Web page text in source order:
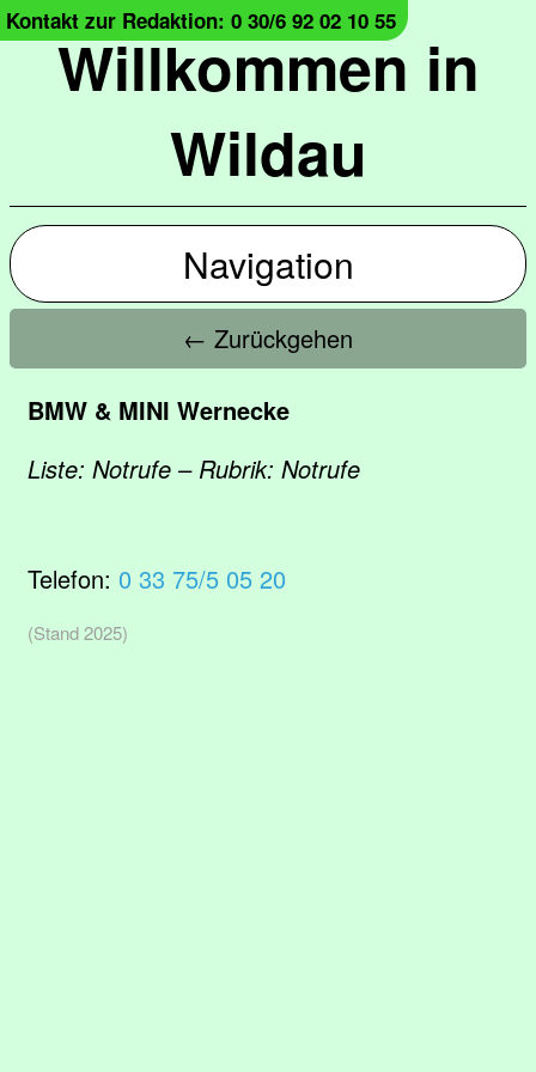
Willkommen in
Wildau
Kontakt zur Redaktion: 0 30/6 92 02 10 55
Navigation
← Zurückgehen
BMW & MINI Wernecke
Liste: Notrufe – Rubrik: Notrufe
Telefon: 0 33 75/5 05 20
(Stand 2025)